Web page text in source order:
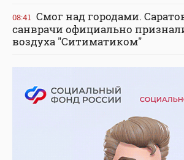
08:41 Смог над городами.
санврачи официально
воздуха "Ситиматиком"